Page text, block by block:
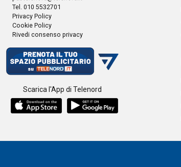
Tel. 010 5532701
Privacy Policy
Cookie Policy
Rivedi consenso privacy
Scarica l'App di Telenord